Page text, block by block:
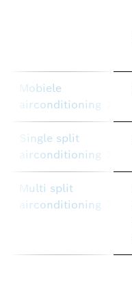
Mobiele
airconditioning
Single split
airconditioning
Multi split
airconditioning